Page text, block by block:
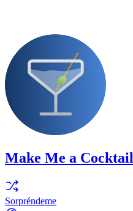
Make Me a Cocktail
Sorpréndeme